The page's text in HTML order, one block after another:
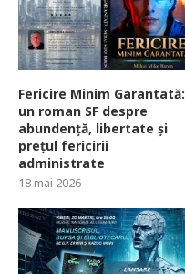
Fericire Minim Garantată:
un roman SF despre
abundență, libertate și
prețul fericirii
administrate
18 mai 2026